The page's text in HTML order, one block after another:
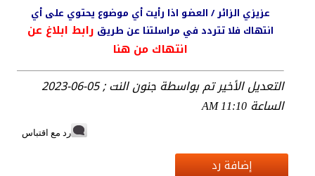
عزيزي الزائر / العضو اذا رأيت أي موضوع يحتوي على أي
انتهاك فلا تتردد في مراسلتنا عن طريق رابط ابلاغ عن
انتهاك من هنا
التعديل الأخير تم بواسطة جنون النت ; 05-06-2023
الساعة 11:10 AM
رد مع اقتباس
إضافة رد